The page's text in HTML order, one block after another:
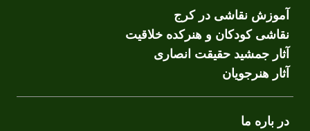
آموزش نقاشی در کرج
نقاشی کودکان و هنرکده خلاقیت
آثار جمشید حقیقت انصاری
آثار هنرجویان
در باره ما